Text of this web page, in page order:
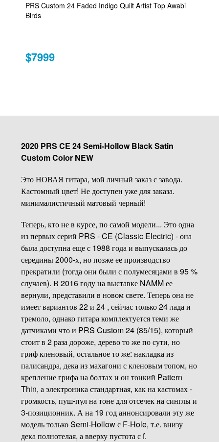
PRS Custom 24 Faded Indigo Quilt Artist Top Awabi
Birds
$7999
2020 PRS CE 24 Semi-Hollow Black Satin
Custom Color NEW
Это НОВАЯ гитара, мой личный заказ с завода.
Кастомный цвет! Не доступен уже для заказа.
минималистичный матовый черный!
Теперь, кто не в курсе, по самой модели... Это одна
из первых серий PRS - CE (Classic Electric) - она
была доступна еще с 1988 года и выпускалась до
середины 2000-х, но позже ее производство
прекратили (тогда они были с полумесяцами в 95 %
случаев). В 2016 году на выставке NAMM ее
вернули, представили в новом свете. Теперь она не
имеет вариантов 22 и 24 , сейчас только 24 лада и
тремоло, однако гитара комплектуется теми же
датчиками что и PRS Custom 24 (85/15), который
стоит в 2 раза дороже, дерево то же по сути, но
гриф кленовый, остальное то же: накладка из
палисандра, дека из махагони с кленовым топом, но
крепление грифа на болтах и он тонкий Pattern
Thin, а электроника стандартная, как на кастомах -
громкость, пуш-пул на тоне для отсечек на синглы и
3-позиционник. А на 19 год аннонсировали эту же
модель только Semi-Hollow с F-Hole, т.е. внизу
дека полнотелая, а вверху пустота с f.